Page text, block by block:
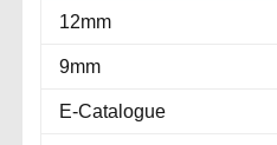
12mm
9mm
E-Catalogue